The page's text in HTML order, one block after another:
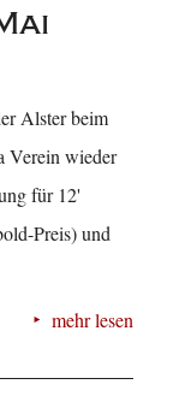
Alster beim
Verein wieder
für 12'
Preis) und
mehr lesen